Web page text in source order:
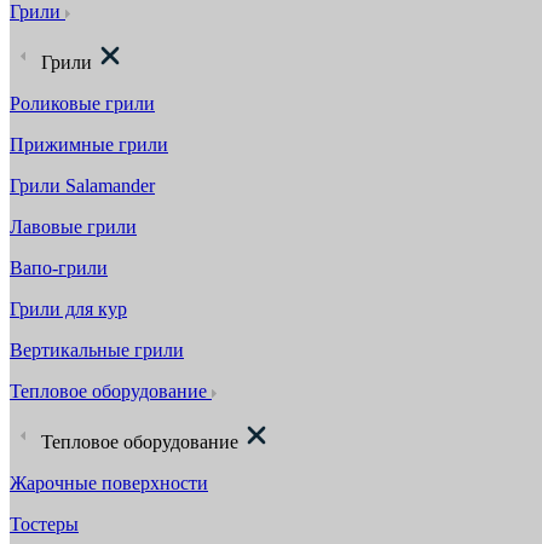
Грили
Грили
Роликовые грили
Прижимные грили
Грили Salamander
Лавовые грили
Вапо-грили
Грили для кур
Вертикальные грили
Тепловое оборудование
Тепловое оборудование
Жарочные поверхности
Тостеры